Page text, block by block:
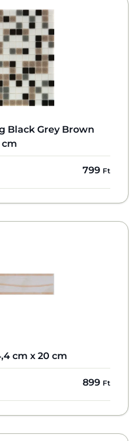
Black Grey Brown
cm
799 Ft
cm x 20 cm
899 Ft